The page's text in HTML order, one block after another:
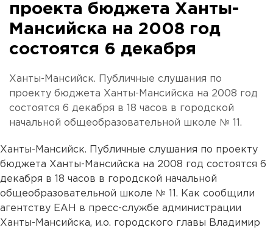
проекта бюджета Ханты-
Мансийска на 2008 год
состоятся 6 декабря
Ханты-Мансийск. Публичные слушания по
проекту бюджета Ханты-Мансийска на 2008 год
состоятся 6 декабря в 18 часов в городской
начальной общеобразовательной школе № 11.
Ханты-Мансийск. Публичные слушания по проекту
бюджета Ханты-Мансийска на 2008 год состоятся 6
декабря в 18 часов в городской начальной
общеобразовательной школе № 11. Как сообщили
агентству ЕАН в пресс-службе администрации
Ханты-Мансийска, и.о. городского главы Владимир